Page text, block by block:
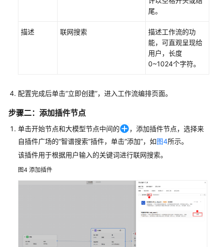
电
商
务
参
考
尾。
描述 联网搜索
描述工作流的功
能，可直观呈现给
用户，长度
0~1024个字符。
配置完成后单击“立即创建”，进入工作流编排页面。
步骤二：添加插件节点
单击开始节点和大模型节点中间的
，添加插件节点，选择来
自插件广场的“智谱搜索”插件，单击“添加”，如图4所示。
该插件用于根据用户输入的关键词进行联网搜索。
图4 添加插件